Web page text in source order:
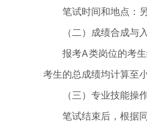
笔试时间和地点：
（二）成绩合成与
报考A类岗位的考生
考生的总成绩均计算至
（三）专业技能操作
笔试结束后，根据同